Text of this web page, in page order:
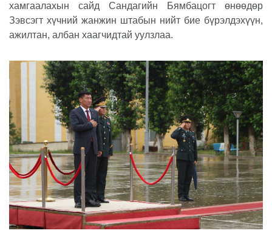
хамгаалахын сайд Сандагийн Бямбацогт өнөөдөр
Зэвсэгт хүчний жанжин штабын нийт бие бүрэлдэхүүн,
ажилтан, албан хаагчидтай уулзлаа.